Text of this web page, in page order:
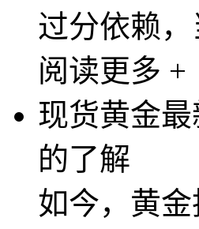
过分依赖
阅读更多 +
现货黄金
的了解
如今，黄